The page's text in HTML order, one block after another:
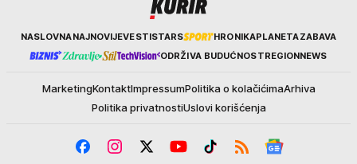
KurirNASLOVNANAJNOVIJEVESTISTARS HRONIKAPLANETAZABAVA
ODRŽIVA BUDUĆNOSTREGIONNEWS
MarketingKontaktImpressumPolitika o kolačićimaArhiva
Politika privatnostiUslovi korišćenja